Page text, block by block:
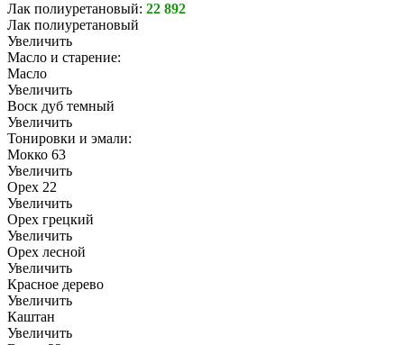
Лак полиуретановый: 22 892
Лак полиуретановый
Увеличить
Масло и старение:
Масло
Увеличить
Воск дуб темный
Увеличить
Тонировки и эмали:
Мокко 63
Увеличить
Орех 22
Увеличить
Орех грецкий
Увеличить
Орех лесной
Увеличить
Красное дерево
Увеличить
Каштан
Увеличить